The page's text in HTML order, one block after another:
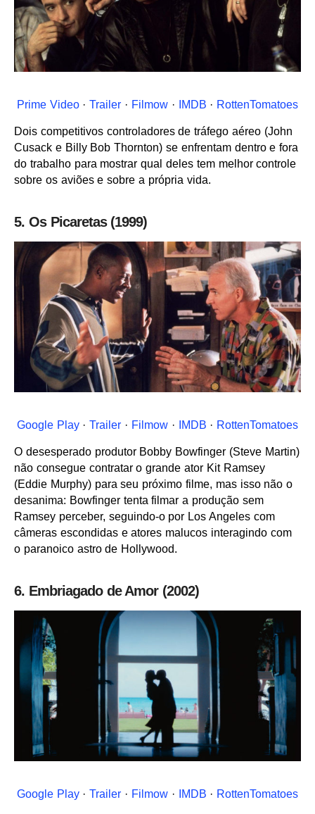
Prime Video·Trailer · Filmow· IMDB · RottenTomatoes
Dois competitivos controladores de tráfego aéreo (John
Cusack e Billy Bob Thornton) se enfrentam dentro e fora
do trabalho para mostrar qual deles tem melhor controle
sobre os aviões e sobre a própria vida.
5. Os Picaretas (1999)
Google Play·Trailer · Filmow· IMDB · RottenTomatoes
O desesperado produtor Bobby Bowfinger (Steve Martin)
não consegue contratar o grande ator Kit Ramsey
(Eddie Murphy) para seu próximo filme, mas isso não o
desanima: Bowfinger tenta filmar a produção sem
Ramsey perceber, seguindo-o por Los Angeles com
câmeras escondidas e atores malucos interagindo com
o paranoico astro de Hollywood.
6. Embriagado de Amor (2002)
Google Play·Trailer · Filmow· IMDB · RottenTomatoes